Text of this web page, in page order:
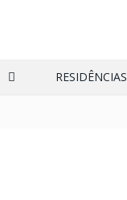
RESIDÊNCIAS